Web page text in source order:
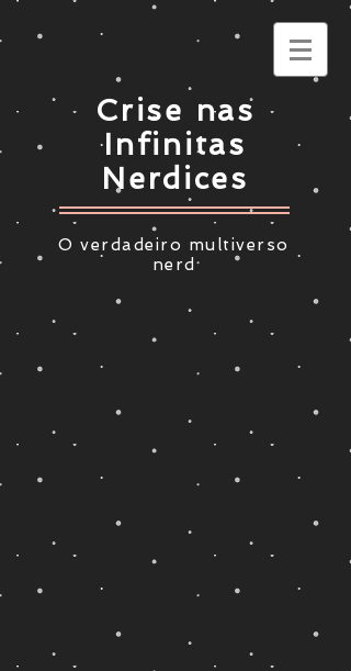
Crise nas
Infinitas
Nerdices
O verdadeiro multiverso
nerd